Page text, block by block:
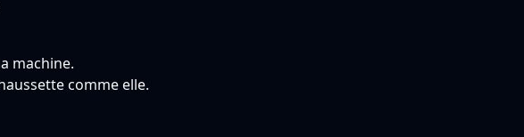
machine.
comme elle.